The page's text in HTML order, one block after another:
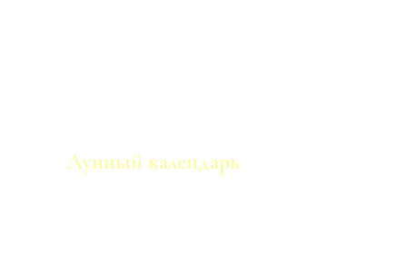
Лунный календарь